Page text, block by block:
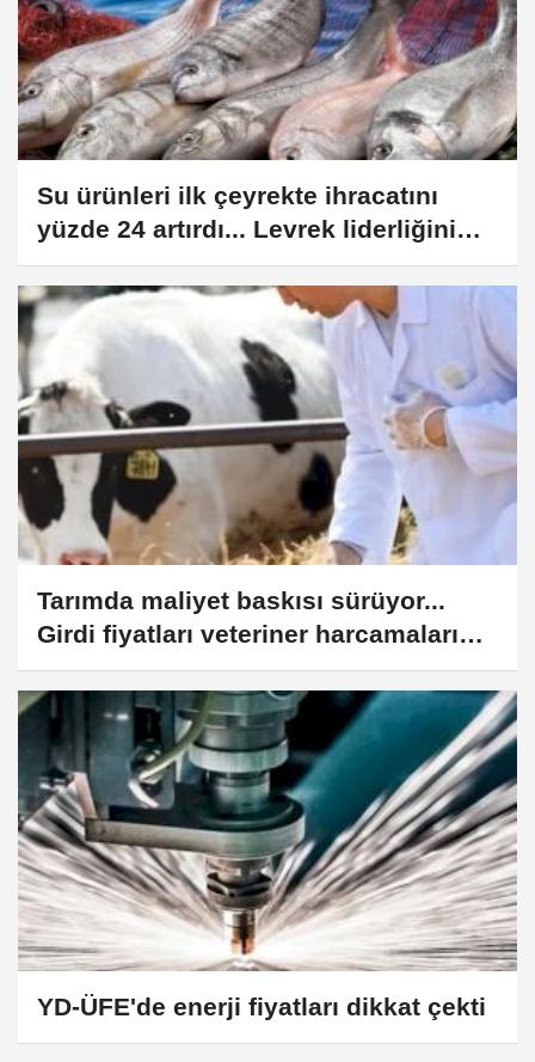
Su ürünleri ilk çeyrekte ihracatını
yüzde 24 artırdı... Levrek liderliğini
sürdürdü
Tarımda maliyet baskısı sürüyor...
Girdi fiyatları veteriner harcamaları
yine zirvede
YD-ÜFE'de enerji fiyatları dikkat çekti